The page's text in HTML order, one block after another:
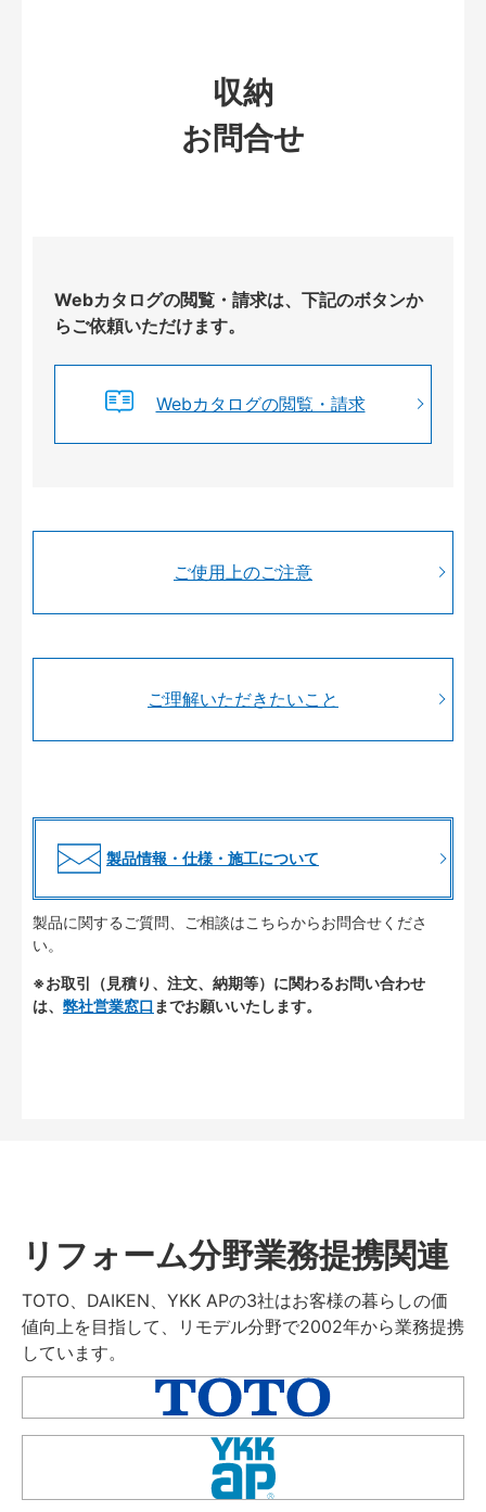
収納
お問合せ
Webカタログの閲覧・請求は、下記のボタンか
らご依頼いただけます。
Webカタログの閲覧・請求
ご使用上のご注意
ご理解いただきたいこと
製品情報・仕様・施工について
製品に関するご質問、ご相談はこちらからお問合せくださ
い。
※お取引（見積り、注文、納期等）に関わるお問い合わせ
は、 弊社営業窓口 までお願いいたします。
リフォーム分野業務提携関連
TOTO、DAIKEN、YKK APの3社はお客様の暮らしの価
値向上を目指して、リモデル分野で2002年から業務提携
しています。